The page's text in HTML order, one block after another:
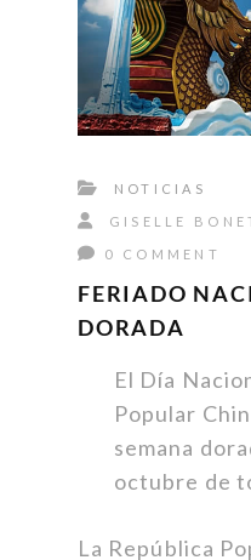
NOTICIAS
GISELLE
0 COMMENT
FERIADO
DORADA
El Día
Popular
semana
octubre de
La República